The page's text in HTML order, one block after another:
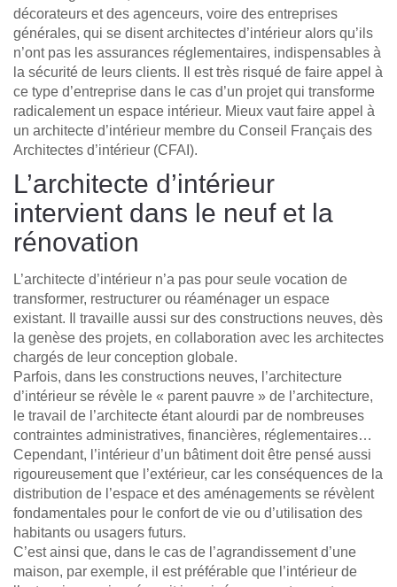
décorateurs et des agenceurs, voire des entreprises
générales, qui se disent architectes d’intérieur alors qu’ils
n’ont pas les assurances réglementaires, indispensables à
la sécurité de leurs clients. Il est très risqué de faire appel à
ce type d’entreprise dans le cas d’un projet qui transforme
radicalement un espace intérieur. Mieux vaut faire appel à
un architecte d’intérieur membre du Conseil Français des
Architectes d’intérieur (CFAI).
L’architecte d’intérieur
intervient dans le neuf et la
rénovation
L’architecte d’intérieur n’a pas pour seule vocation de
transformer, restructurer ou réaménager un espace
existant. Il travaille aussi sur des constructions neuves, dès
la genèse des projets, en collaboration avec les architectes
chargés de leur conception globale.
Parfois, dans les constructions neuves, l’architecture
d’intérieur se révèle le « parent pauvre » de l’architecture,
le travail de l’architecte étant alourdi par de nombreuses
contraintes administratives, financières, réglementaires…
Cependant, l’intérieur d’un bâtiment doit être pensé aussi
rigoureusement que l’extérieur, car les conséquences de la
distribution de l’espace et des aménagements se révèlent
fondamentales pour le confort de vie ou d’utilisation des
habitants ou usagers futurs.
C’est ainsi que, dans le cas de l’agrandissement d’une
maison, par exemple, il est préférable que l’intérieur de